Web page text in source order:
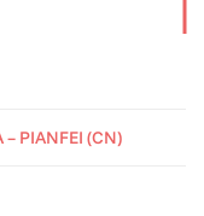
– PIANFEI (CN)